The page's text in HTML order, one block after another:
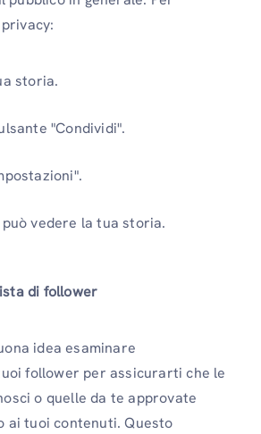
storia.
"Condividi".
può vedere la tua storia.
di follower
idea esaminare
follower per assicurarti che le
o quelle da te approvate
ai tuoi contenuti. Questo